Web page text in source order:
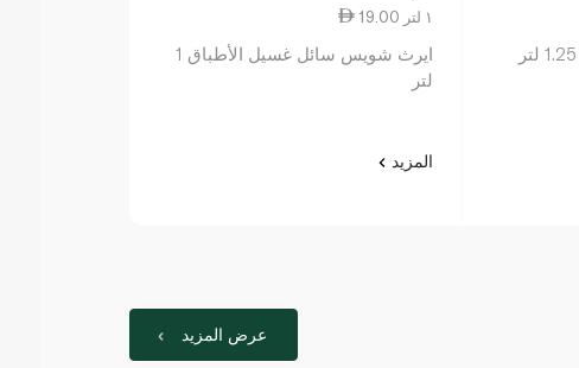
19.00 ١ لتر
ايرث شويس سائل غسيل الأطباق 1
لتر
المزيد
عرض المزيد